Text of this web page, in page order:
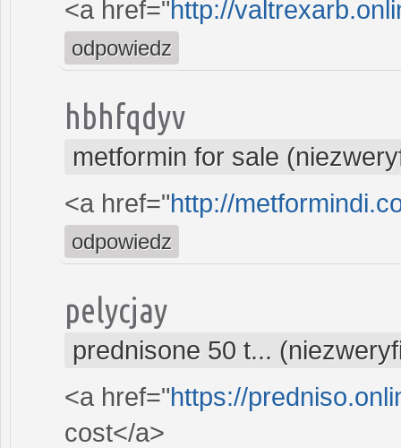
<a href="http://
odpowiedz
hbhfqdyv
metformin for sale
<a href="http://
odpowiedz
pelycjay
prednisone 50 t...
<a href="https://
cost</a>